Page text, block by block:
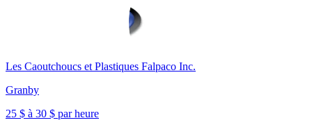
Les Caoutchoucs et Plastiques Falpaco Inc.
Granby
25 $ à 30 $ par heure